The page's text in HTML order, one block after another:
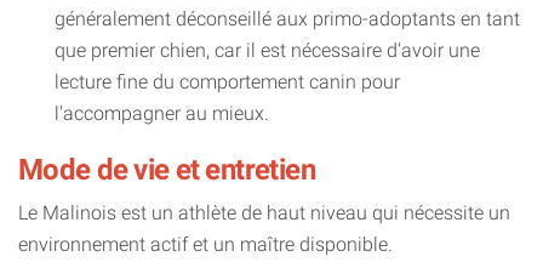
généralement déconseillé aux primo-adoptants en tant
que premier chien, car il est nécessaire d'avoir une
lecture fine du comportement canin pour
l'accompagner au mieux.
Mode de vie et entretien
Le Malinois est un athlète de haut niveau qui nécessite un
environnement actif et un maître disponible.